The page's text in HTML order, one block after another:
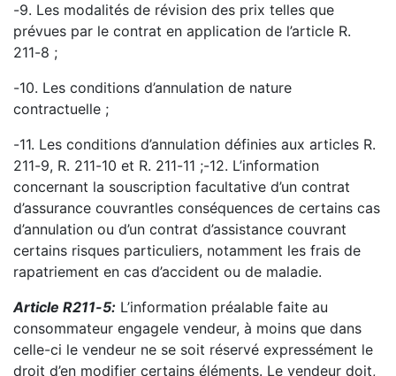
-9. Les modalités de révision des prix telles que
prévues par le contrat en application de l’article R.
211-8 ;
-10. Les conditions d’annulation de nature
contractuelle ;
-11. Les conditions d’annulation définies aux articles R.
211-9, R. 211-10 et R. 211-11 ;-12. L’information
concernant la souscription facultative d’un contrat
d’assurance couvrantles conséquences de certains cas
d’annulation ou d’un contrat d’assistance couvrant
certains risques particuliers, notamment les frais de
rapatriement en cas d’accident ou de maladie.
Article R211-5: L’information préalable faite au
consommateur engagele vendeur, à moins que dans
celle-ci le vendeur ne se soit réservé expressément le
droit d’en modifier certains éléments. Le vendeur doit,